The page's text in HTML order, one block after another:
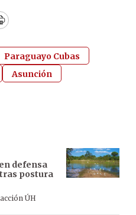
Paraguayo Cubas
Asunción
defensa
tras postura
ÚH